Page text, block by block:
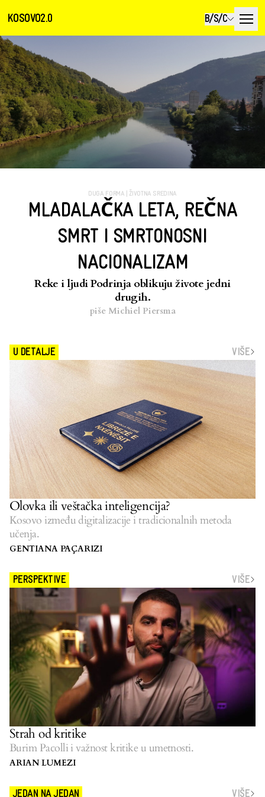
KOSOVO2.0 B/S/C
DUGA FORMA ŽIVOTNA SREDINA
MLADALAČKA LETA, REČNA
SMRT I SMRTONOSNI
NACIONALIZAM
Reke i ljudi Podrinja oblikuju živote jedni
drugih.
piše Michiel Piersma
U DETALJE VIŠE
Olovka ili veštačka inteligencija?
Kosovo između digitalizacije i tradicionalnih metoda
učenja.
GENTIANA PAÇARIZI
PERSPEKTIVE VIŠE
Strah od kritike
Burim Pacolli i važnost kritike u umetnosti.
ARIAN LUMEZI
JEDAN NA JEDAN VIŠE